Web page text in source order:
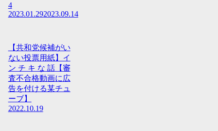
4
2023.01.292023.09.14
【共和党候補がい
ない投票用紙】イ
ン チ キ な 話【審
査不合格動画に広
告を付ける某チュ
ーブ】
2022.10.19